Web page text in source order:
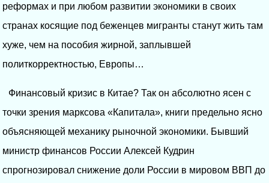
реформах и при любом развитии экономики в своих
странах косящие под беженцев мигранты станут жить там
хуже, чем на пособия жирной, заплывшей
политкорректностью, Европы…
Финансовый кризис в Китае? Так он абсолютно ясен с
точки зрения марксова «Капитала», книги предельно ясно
объясняющей механику рыночной экономики. Бывший
министр финансов России Алексей Кудрин
спрогнозировал снижение доли России в мировом ВВП до